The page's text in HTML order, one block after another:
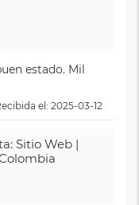
estado. Mil
el: 2025-03-12
Sitio Web |